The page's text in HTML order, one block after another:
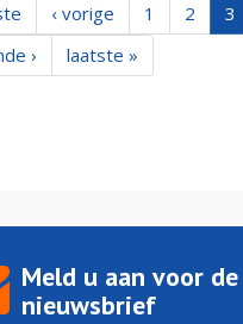
‹ vorige 1 2 3
›
laatste »
Meld u aan voor de
nieuwsbrief